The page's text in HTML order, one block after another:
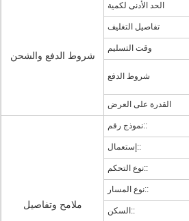
شروط الدفع والشحن
الحد الأدنى لكمية
تفاصيل التغليف
وقت التسليم
شروط الدفع
القدرة على العرض
ملامح وتفاصيل
نموذج رقم::
إستعمال::
نوع التحكم::
نوع المسار::
السكن::